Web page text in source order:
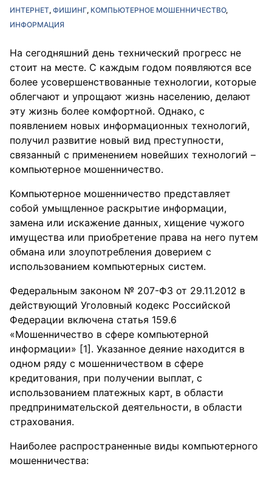
ИНТЕРНЕТ ФИШИНГ КОМПЬЮТЕРНОЕ МОШЕННИЧЕСТВО
ИНФОРМАЦИЯ
На сегодняшний день технический прогресс не
стоит на месте. С каждым годом появляются все
более усовершенствованные технологии, которые
облегчают и упрощают жизнь населению, делают
эту жизнь более комфортной. Однако, с
появлением новых информационных технологий,
получил развитие новый вид преступности,
связанный с применением новейших технологий –
компьютерное мошенничество.
Компьютерное мошенничество представляет
собой умыщленное раскрытие информации,
замена или искажение данных, хищение чужого
имущества или приобретение права на него путем
обмана или злоупотребления доверием с
использованием компьютерных систем.
Федеральным законом № 207-ФЗ от 29.11.2012 в
действующий Уголовный кодекс Российской
Федерации включена статья 159.6
«Мошенничество в сфере компьютерной
информации» [1]. Указанное деяние находится в
одном ряду с мошенничеством в сфере
кредитования, при получении выплат, с
использованием платежных карт, в области
предпринимательской деятельности, в области
страхования.
Наиболее распространенные виды компьютерного
мошенничества: